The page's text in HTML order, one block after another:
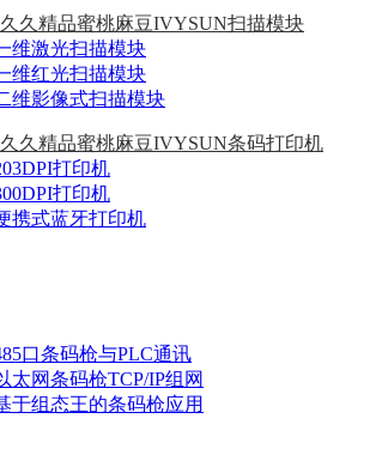
久精品蜜桃麻豆IVYSUN扫描模块
维激光扫描模块
维红光扫描模块
维影像式扫描模块
久精品蜜桃麻豆IVYSUN条码打印机
打印机
打印机
携式蓝牙打印机
口条码枪与PLC通讯
太网条码枪TCP/IP组网
于组态王的条码枪应用